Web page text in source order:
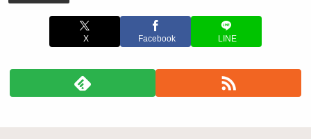
X Facebook LINE